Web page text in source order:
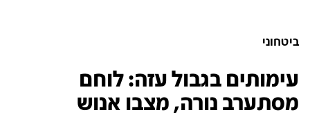
ביטחוני
עימותים בגבול עזה: לוחם
מסתערב נורה, מצבו אנוש